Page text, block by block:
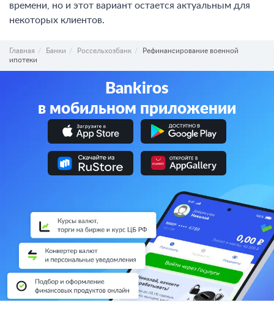
времени, но и этот вариант остается актуальным для
некоторых клиентов.
Главная Банки Россельхозбанк
Рефинансирование военной
ипотеки
Bankiros
в мобильном приложении